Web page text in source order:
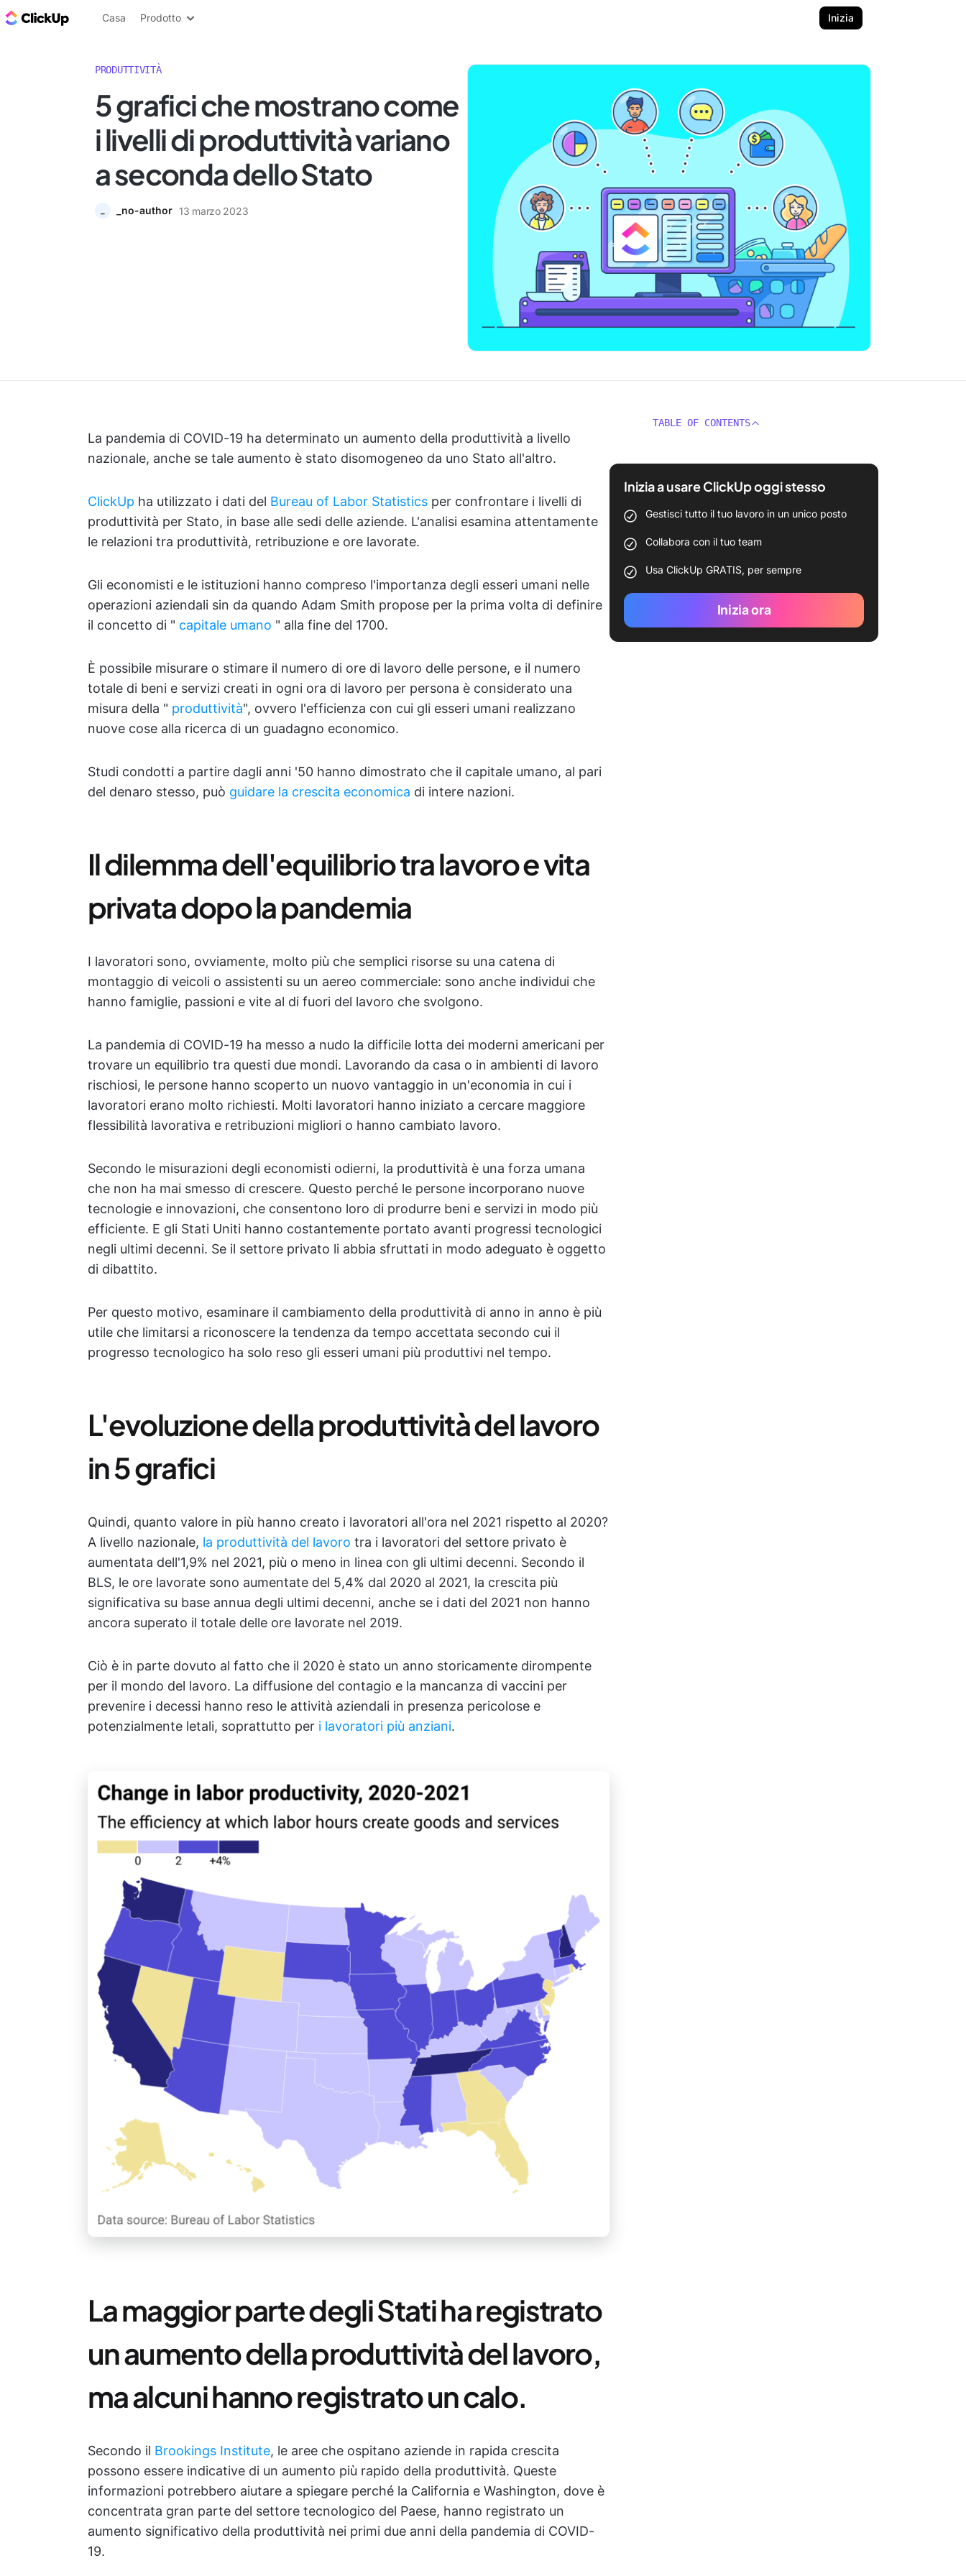
Blog di ClickUp
Casa Prodotto Inizia
PRODUTTIVITÀ
5 grafici che mostrano come
i livelli di produttività variano
a seconda dello Stato
_no-author 13 marzo 2023
La pandemia di COVID-19 ha determinato un aumento della produttività a livello
nazionale, anche se tale aumento è stato disomogeneo da uno Stato all'altro.
ClickUp ha utilizzato i dati del Bureau of Labor Statistics per confrontare i livelli di
produttività per Stato, in base alle sedi delle aziende. L'analisi esamina attentamente
le relazioni tra produttività, retribuzione e ore lavorate.
Gli economisti e le istituzioni hanno compreso l'importanza degli esseri umani nelle
operazioni aziendali sin da quando Adam Smith propose per la prima volta di definire
il concetto di " capitale umano " alla fine del 1700.
È possibile misurare o stimare il numero di ore di lavoro delle persone, e il numero
totale di beni e servizi creati in ogni ora di lavoro per persona è considerato una
misura della " produttività", ovvero l'efficienza con cui gli esseri umani realizzano
nuove cose alla ricerca di un guadagno economico.
Studi condotti a partire dagli anni '50 hanno dimostrato che il capitale umano, al pari
del denaro stesso, può guidare la crescita economica di intere nazioni.
Il dilemma dell'equilibrio tra lavoro e vita
privata dopo la pandemia
I lavoratori sono, ovviamente, molto più che semplici risorse su una catena di
montaggio di veicoli o assistenti su un aereo commerciale: sono anche individui che
hanno famiglie, passioni e vite al di fuori del lavoro che svolgono.
La pandemia di COVID-19 ha messo a nudo la difficile lotta dei moderni americani per
trovare un equilibrio tra questi due mondi. Lavorando da casa o in ambienti di lavoro
rischiosi, le persone hanno scoperto un nuovo vantaggio in un'economia in cui i
lavoratori erano molto richiesti. Molti lavoratori hanno iniziato a cercare maggiore
flessibilità lavorativa e retribuzioni migliori o hanno cambiato lavoro.
Secondo le misurazioni degli economisti odierni, la produttività è una forza umana
che non ha mai smesso di crescere. Questo perché le persone incorporano nuove
tecnologie e innovazioni, che consentono loro di produrre beni e servizi in modo più
efficiente. E gli Stati Uniti hanno costantemente portato avanti progressi tecnologici
negli ultimi decenni. Se il settore privato li abbia sfruttati in modo adeguato è oggetto
di dibattito.
Per questo motivo, esaminare il cambiamento della produttività di anno in anno è più
utile che limitarsi a riconoscere la tendenza da tempo accettata secondo cui il
progresso tecnologico ha solo reso gli esseri umani più produttivi nel tempo.
L'evoluzione della produttività del lavoro
in 5 grafici
Quindi, quanto valore in più hanno creato i lavoratori all'ora nel 2021 rispetto al 2020?
A livello nazionale, la produttività del lavoro tra i lavoratori del settore privato è
aumentata dell'1,9% nel 2021, più o meno in linea con gli ultimi decenni. Secondo il
BLS, le ore lavorate sono aumentate del 5,4% dal 2020 al 2021, la crescita più
significativa su base annua degli ultimi decenni, anche se i dati del 2021 non hanno
ancora superato il totale delle ore lavorate nel 2019.
Ciò è in parte dovuto al fatto che il 2020 è stato un anno storicamente dirompente
per il mondo del lavoro. La diffusione del contagio e la mancanza di vaccini per
prevenire i decessi hanno reso le attività aziendali in presenza pericolose e
potenzialmente letali, soprattutto per i lavoratori più anziani.
La maggior parte degli Stati ha registrato
un aumento della produttività del lavoro,
ma alcuni hanno registrato un calo.
Secondo il Brookings Institute, le aree che ospitano aziende in rapida crescita
possono essere indicative di un aumento più rapido della produttività. Queste
informazioni potrebbero aiutare a spiegare perché la California e Washington, dove è
concentrata gran parte del settore tecnologico del Paese, hanno registrato un
aumento significativo della produttività nei primi due anni della pandemia di COVID-
19.
TABLE OF CONTENTS
Inizia a usare ClickUp oggi stesso
Gestisci tutto il tuo lavoro in un unico posto
Collabora con il tuo team
Usa ClickUp GRATIS, per sempre
Inizia ora